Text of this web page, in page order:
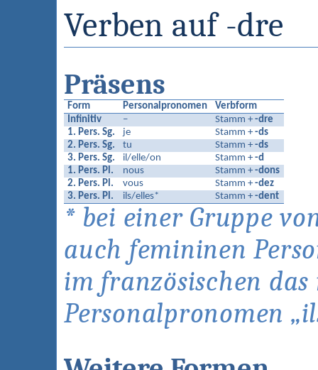
Verben auf -dre
Präsens
Form Personalpronomen
Verbform
Infinitiv
– Stamm +-dre
1. Pers. Sg.
je Stamm +-ds
2. Pers. Sg.
tu Stamm +-ds
3. Pers. Sg.
il/elle/on Stamm +-d
1. Pers. Pl.
nous Stamm +-dons
2. Pers. Pl.
vous Stamm +-dez
3. Pers. Pl.
ils/elles* Stamm +-dent
* bei einer Gruppe
auch femininen
im französischen
Personalpronomen